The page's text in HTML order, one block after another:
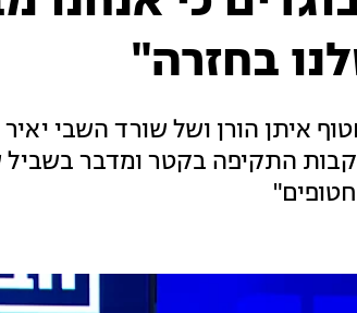
בחזרה"
איתן הורן ושל שורד השבי
התקיפה בקטר ומדבר